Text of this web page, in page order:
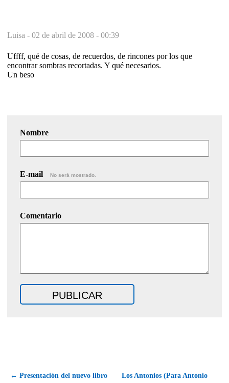
Luisa - 02 de abril de 2008 - 00:39
Uffff, qué de cosas, de recuerdos, de rincones por los que
encontrar sombras recortadas. Y qué necesarios.
Un beso
Nombre
E-mail No será mostrado.
Comentario
← Presentación del nuevo libro Los Antonios (Para Antonio